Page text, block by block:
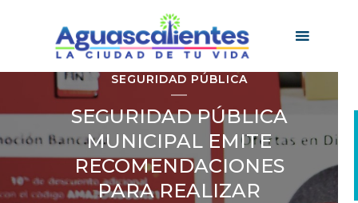
SEGURIDAD PÚBLICA
SEGURIDAD PÚBLICA
MUNICIPAL EMITE
RECOMENDACIONES
PARA REALIZAR